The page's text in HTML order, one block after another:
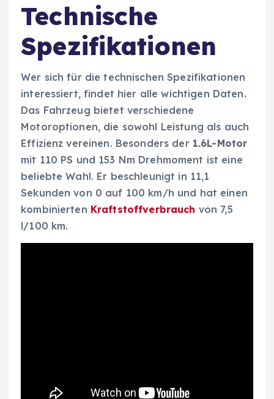
Technische
Spezifikationen
Wer sich für die technischen Spezifikationen
interessiert, findet hier alle wichtigen Daten.
Das Fahrzeug bietet verschiedene
Motoroptionen, die sowohl Leistung als auch
Effizienz vereinen. Besonders der 1.6L-Motor
mit 110 PS und 153 Nm Drehmoment ist eine
beliebte Wahl. Er beschleunigt in 11,1
Sekunden von 0 auf 100 km/h und hat einen
kombinierten Kraftstoffverbrauch von 7,5
l/100 km.